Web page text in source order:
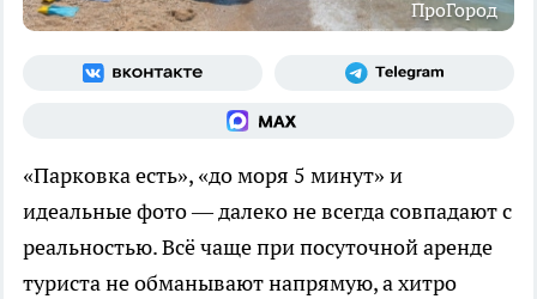
ПроГород
«Парковка есть», «до моря 5 минут» и
идеальные фото — далеко не всегда совпадают с
реальностью. Всё чаще при посуточной аренде
туриста не обманывают напрямую, а хитро